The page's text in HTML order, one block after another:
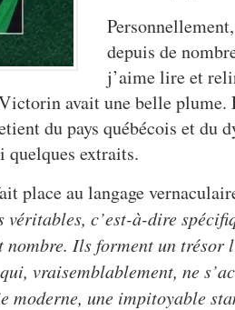
depuis de
j’aime lire et
avait une belle plume.
du pays québécois et du
extraits.
place au langage
véritables, c’est-à-dire
Ils forment un trésor
vraisemblablement, ne
moderne, une impitoyable